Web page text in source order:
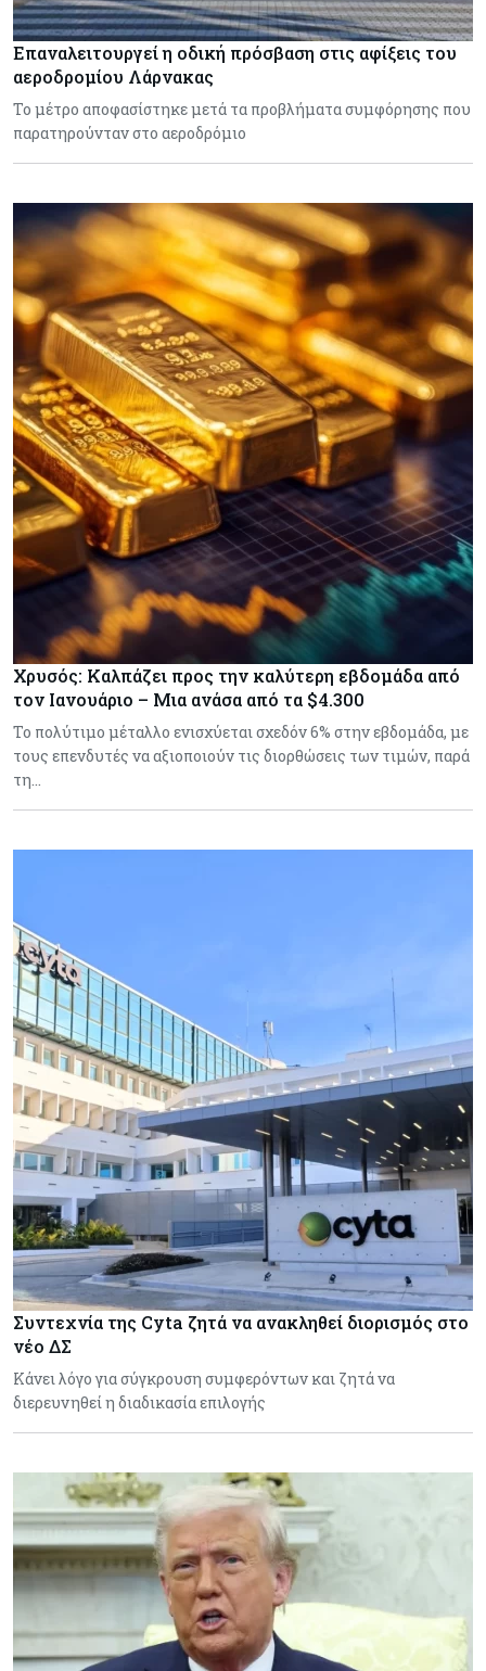
Επαναλειτουργεί η οδική πρόσβαση στις αφίξεις του
αεροδρομίου Λάρνακας
Το μέτρο αποφασίστηκε μετά τα προβλήματα συμφόρησης που
παρατηρούνταν στο αεροδρόμιο
Χρυσός: Καλπάζει προς την καλύτερη εβδομάδα από
τον Ιανουάριο – Μια ανάσα από τα $4.300
Το πολύτιμο μέταλλο ενισχύεται σχεδόν 6% στην εβδομάδα, με
τους επενδυτές να αξιοποιούν τις διορθώσεις των τιμών, παρά
τη…
Συντεχνία της Cyta ζητά να ανακληθεί διορισμός στο
νέο ΔΣ
Κάνει λόγο για σύγκρουση συμφερόντων και ζητά να
διερευνηθεί η διαδικασία επιλογής